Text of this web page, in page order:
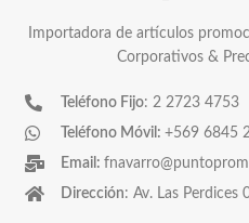
Importadora de artículos
Corporativos &
Teléfono Fijo: 2 2723 4753
Teléfono Móvil: +569 6845
Email:
Dirección: Av. Las Perdices